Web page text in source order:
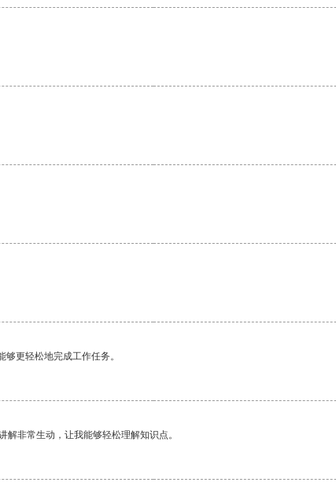
更轻松地完成工作任务。
非常生动，让我能够轻松理解知识点。